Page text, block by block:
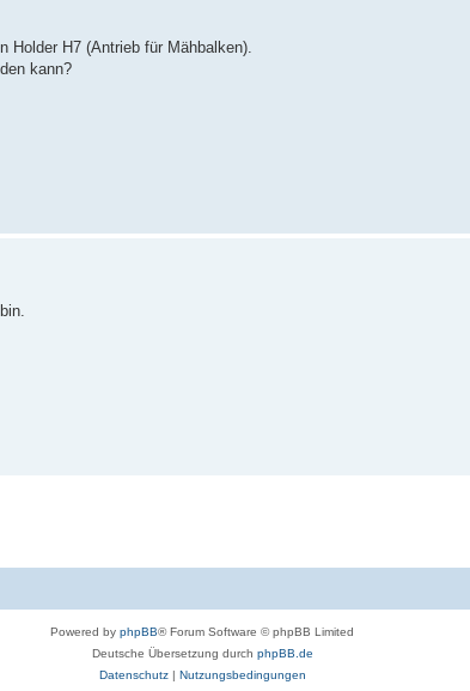
H7 (Antrieb für Mähbalken).
kann?
Powered by phpBB® Forum Software © phpBB Limited
Deutsche Übersetzung durch phpBB.de
Datenschutz| Nutzungsbedingungen